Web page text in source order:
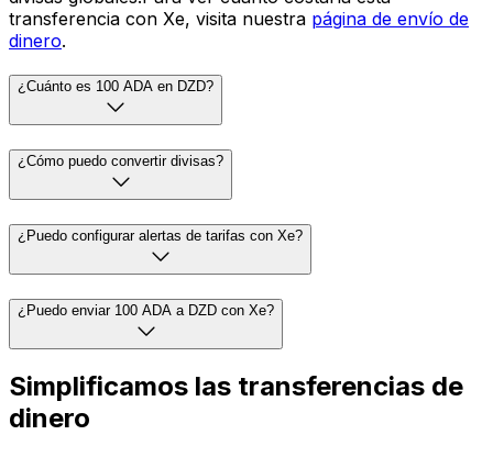
A partir de las 15:31 UTC, el tipo de cambio de ADA a
دج26.6155. La tasa media del mercado es el punto medio
entre los precios de compra y venta en los mercados de
divisas globales.Para ver cuánto costaría esta
transferencia con Xe, visita nuestra
dinero.